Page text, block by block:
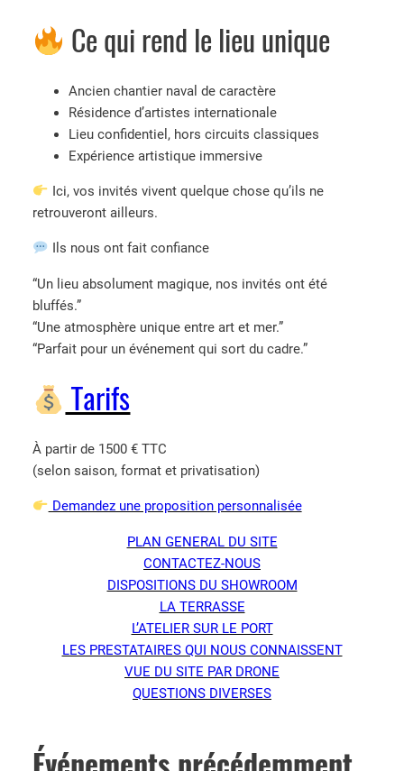
Ce qui rend le lieu unique
Ancien chantier naval de caractère
Résidence d’artistes internationale
Lieu confidentiel, hors circuits classiques
Expérience artistique immersive
Ici, vos invités vivent quelque chose qu’ils ne
retrouveront ailleurs.
Ils nous ont fait confiance
“Un lieu absolument magique, nos invités ont été
bluffés.”
“Une atmosphère unique entre art et mer.”
“Parfait pour un événement qui sort du cadre.”
Tarifs
À partir de 1500 € TTC
(selon saison, format et privatisation)
Demandez une proposition personnalisée
PLAN GENERAL DU SITE
CONTACTEZ-NOUS
DISPOSITIONS DU SHOWROOM
LA TERRASSE
L’ATELIER SUR LE PORT
LES PRESTATAIRES QUI NOUS CONNAISSENT
VUE DU SITE PAR DRONE
QUESTIONS DIVERSES